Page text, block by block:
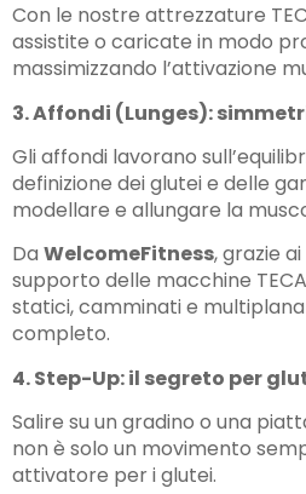
Con le nostre attrezzature
assistite o caricate in modo
massimizzando l’attivazione
3. Affondi (Lunges):
Gli affondi lavorano
definizione dei glutei e delle
modellare e allungare la
Da WelcomeFitness, grazie
supporto delle macchine
statici, camminati e
completo.
4. Step-Up: il segreto per
Salire su un gradino o una
non è solo un movimento
attivatore per i glutei.